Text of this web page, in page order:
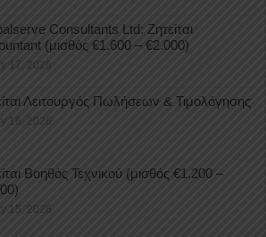
Consultants Ltd: Ζητείται
(μισθός €1.600 – €2.000)
17, 2026
Λειτουργός Πωλήσεων & Τιμολόγησης
16, 2026
Βοηθός Τεχνικού (μισθός €1.200 –
15, 2026